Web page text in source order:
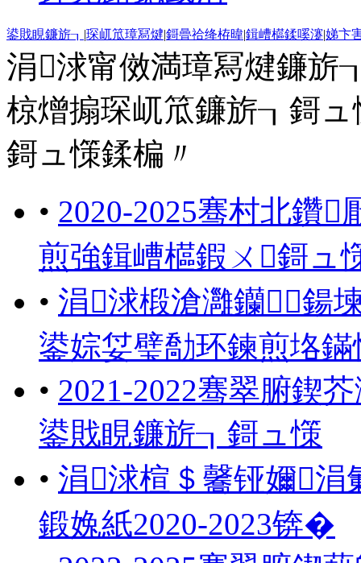
鍙戝睍鐮旂┒ |琛屼笟璋冩煡|鎶曡祫绛栫暐|鍓嶆櫙鍒嗘瀽|娣卞
涓浗甯傚満璋冩煡鐮旂
椋熷搧琛屼笟鐮旂┒鎶ュ
鎶ュ憡鍒楄〃
• 2020-2025骞村北鑽
煎強鍓嶆櫙鍜ㄨ鎶ュ
• 涓浗椴滄灉钄鍚
鍙婃姇璧勪环鍊煎垎
• 2021-2022骞翠腑鍥
鍙戝睍鐮旂┒鎶ュ憡
• 涓浗楦＄毊铔嬭涓
鍛婏紙2020-2023锛�